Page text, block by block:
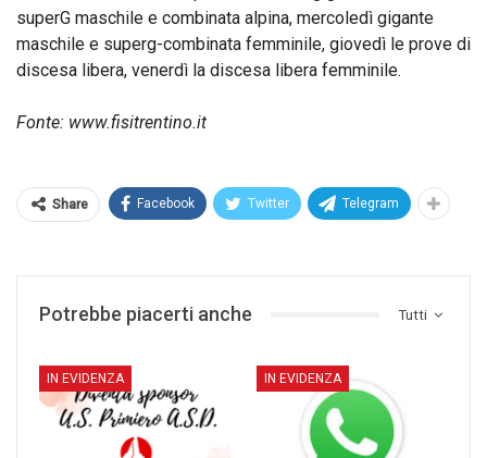
superG maschile e combinata alpina, mercoledì gigante
maschile e superg-combinata femminile, giovedì le prove di
discesa libera, venerdì la discesa libera femminile.
Fonte: www.fisitrentino.it
Share Facebook Twitter Telegram
Tutti
Potrebbe piacerti anche
IN EVIDENZA IN EVIDENZA